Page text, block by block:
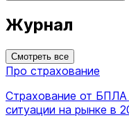
Журнал
Смотреть все
Про страхование
Страхование от БПЛА
ситуации на рынке в